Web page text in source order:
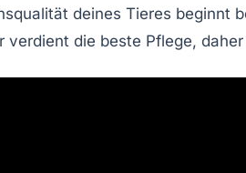
deines Tieres beginnt
verdient die beste Pflege,